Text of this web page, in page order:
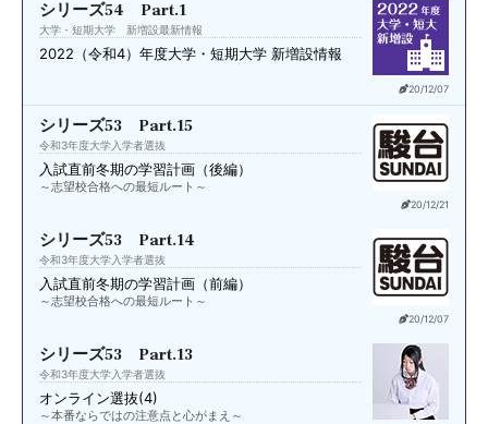
20/12/07
シリーズ54 Part.1
大学・短期大学 新増設最新情報
2022（令和4）年度大学・短期大学 新増設情報
20/12/21
シリーズ53 Part.15
令和3年度大学入学者選抜
入試直前冬期の学習計画（後編）
～志望校合格への最短ルート～
20/12/07
シリーズ53 Part.14
令和3年度大学入学者選抜
入試直前冬期の学習計画（前編）
～志望校合格への最短ルート～
シリーズ53 Part.13
令和3年度大学入学者選抜
オンライン選抜(4)
～本番ならではの注意点と心がまえ～